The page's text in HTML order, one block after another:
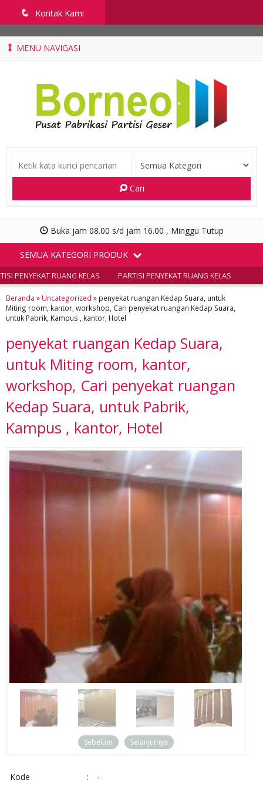
q Kontak Kami
MENU NAVIGASI
Cari
Buka jam 08.00 s/d jam 16.00 , Minggu Tutup
SEMUA KATEGORI PRODUK
PENYEKAT RUANG KELAS PARTISI PENYEKAT RUANG KELAS
Beranda » Uncategorized » penyekat ruangan Kedap Suara, untuk
Miting room, kantor, workshop, Cari penyekat ruangan Kedap Suara,
untuk Pabrik, Kampus , kantor, Hotel
penyekat ruangan Kedap Suara,
untuk Miting room, kantor,
workshop, Cari penyekat ruangan
Kedap Suara, untuk Pabrik,
Kampus , kantor, Hotel
Sebelum Selanjutnya
Kode :
-